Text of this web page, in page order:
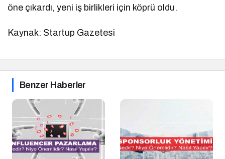
öne çıkardı, yeni iş birlikleri için köprü oldu.
Kaynak: Startup Gazetesi
Benzer Haberler